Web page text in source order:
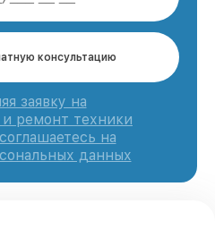
консультацию
заявку на
ремонт техники
на
данных